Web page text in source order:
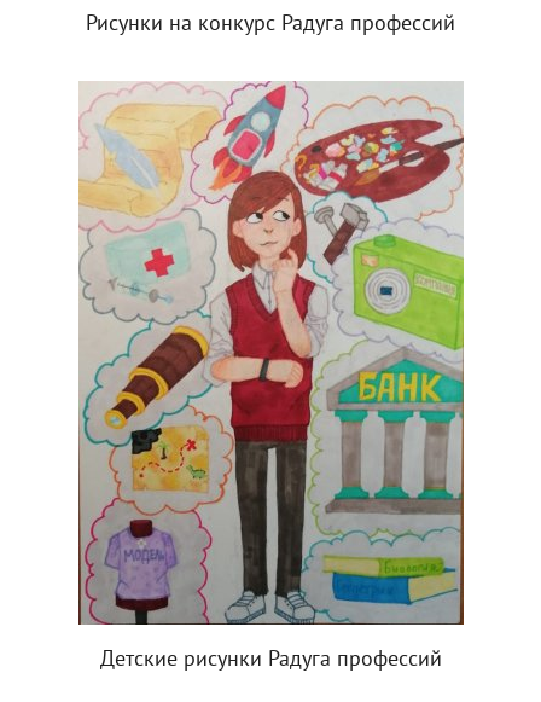
Рисунки на конкурс Радуга профессий
Детские рисунки Радуга профессий